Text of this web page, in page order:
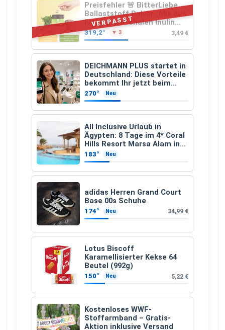
VERPASST
Preisfehler 🚨 BitterLiebe
Ballaststoff Pulver (Mix aus
Flohsamenschalen Inulin
(Präbiotika) Leinsamen &
Apfelfaser)
319,2° ▼ 3 3,49 €
DEICHMANN PLUS startet in
Deutschland: Diese Vorteile
bekommt Ihr jetzt beim
Schuhkauf
270° Neu
All Inclusive Urlaub in
Ägypten: 8 Tage im 4* Coral
Hills Resort Marsa Alam inkl.
Flüge ab 299 € p.P.
183° Neu
adidas Herren Grand Court
Base 00s Schuhe
174° Neu 34,99 €
Lotus Biscoff
Karamellisierter Kekse 64
Beutel (992g)
150° Neu 5,22 €
Kostenloses WWF-
Stoffarmband – Gratis-
Aktion inklusive Versand